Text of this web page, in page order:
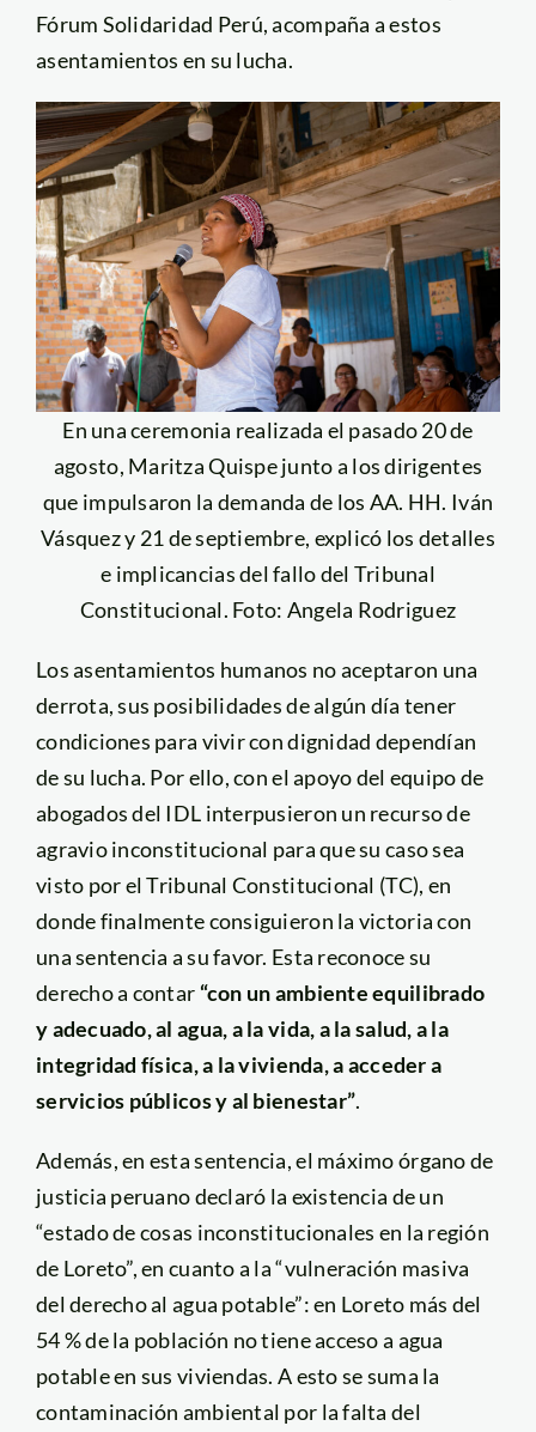
Fórum Solidaridad Perú, acompaña a estos
asentamientos en su lucha.
En una ceremonia realizada el pasado 20 de
agosto, Maritza Quispe junto a los dirigentes
que impulsaron la demanda de los AA. HH. Iván
Vásquez y 21 de septiembre, explicó los detalles
e implicancias del fallo del Tribunal
Constitucional. Foto: Angela Rodriguez
Los asentamientos humanos no aceptaron una
derrota, sus posibilidades de algún día tener
condiciones para vivir con dignidad dependían
de su lucha. Por ello, con el apoyo del equipo de
abogados del IDL interpusieron un recurso de
agravio inconstitucional para que su caso sea
visto por el Tribunal Constitucional (TC), en
donde finalmente consiguieron la victoria con
una sentencia a su favor. Esta reconoce su
derecho a contar “con un ambiente equilibrado
y adecuado, al agua, a la vida, a la salud, a la
integridad física, a la vivienda, a acceder a
servicios públicos y al bienestar”.
Además, en esta sentencia, el máximo órgano de
justicia peruano declaró la existencia de un
“estado de cosas inconstitucionales en la región
de Loreto”, en cuanto a la “vulneración masiva
del derecho al agua potable”: en Loreto más del
54 % de la población no tiene acceso a agua
potable en sus viviendas. A esto se suma la
contaminación ambiental por la falta del